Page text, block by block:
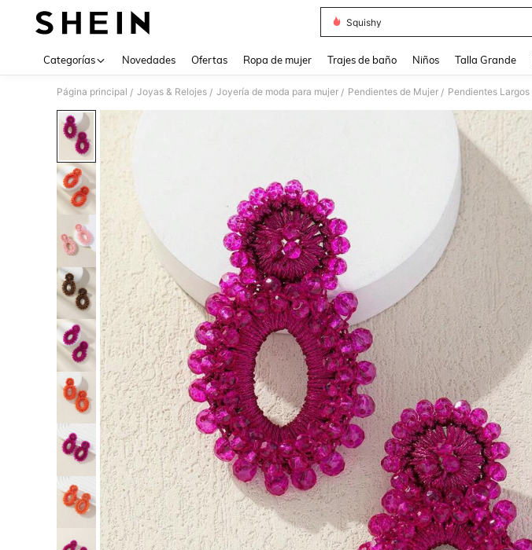
Squishy
Categorías Novedades Ofertas Ropa de mujer Trajes de baño Niños Talla Grande
Página principal / Joyas & Relojes / Joyería de moda para mujer / Pendientes de Mujer / Pendientes Largos